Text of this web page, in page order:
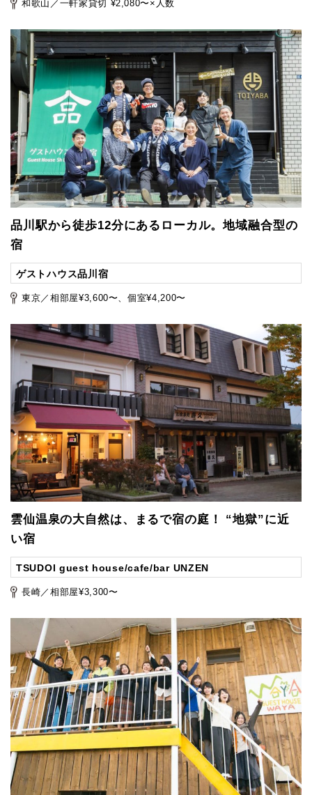
和歌山／一軒家貸切 ¥2,080〜×人数
品川駅から徒歩12分にあるローカル。地域融合型の
宿
ゲストハウス品川宿
東京／相部屋¥3,600〜、個室¥4,200〜
雲仙温泉の大自然は、まるで宿の庭！ “地獄”に近
い宿
TSUDOI guest house/cafe/bar UNZEN
長崎／相部屋¥3,300〜